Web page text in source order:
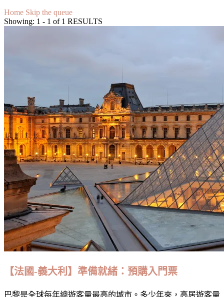
Home Skip the queue
Showing: 1 - 1 of 1 RESULTS
【法國-義大利】準備就緒：預購入門票
巴黎是全球每年總遊客量最高的城市。多少年來，高居遊客量